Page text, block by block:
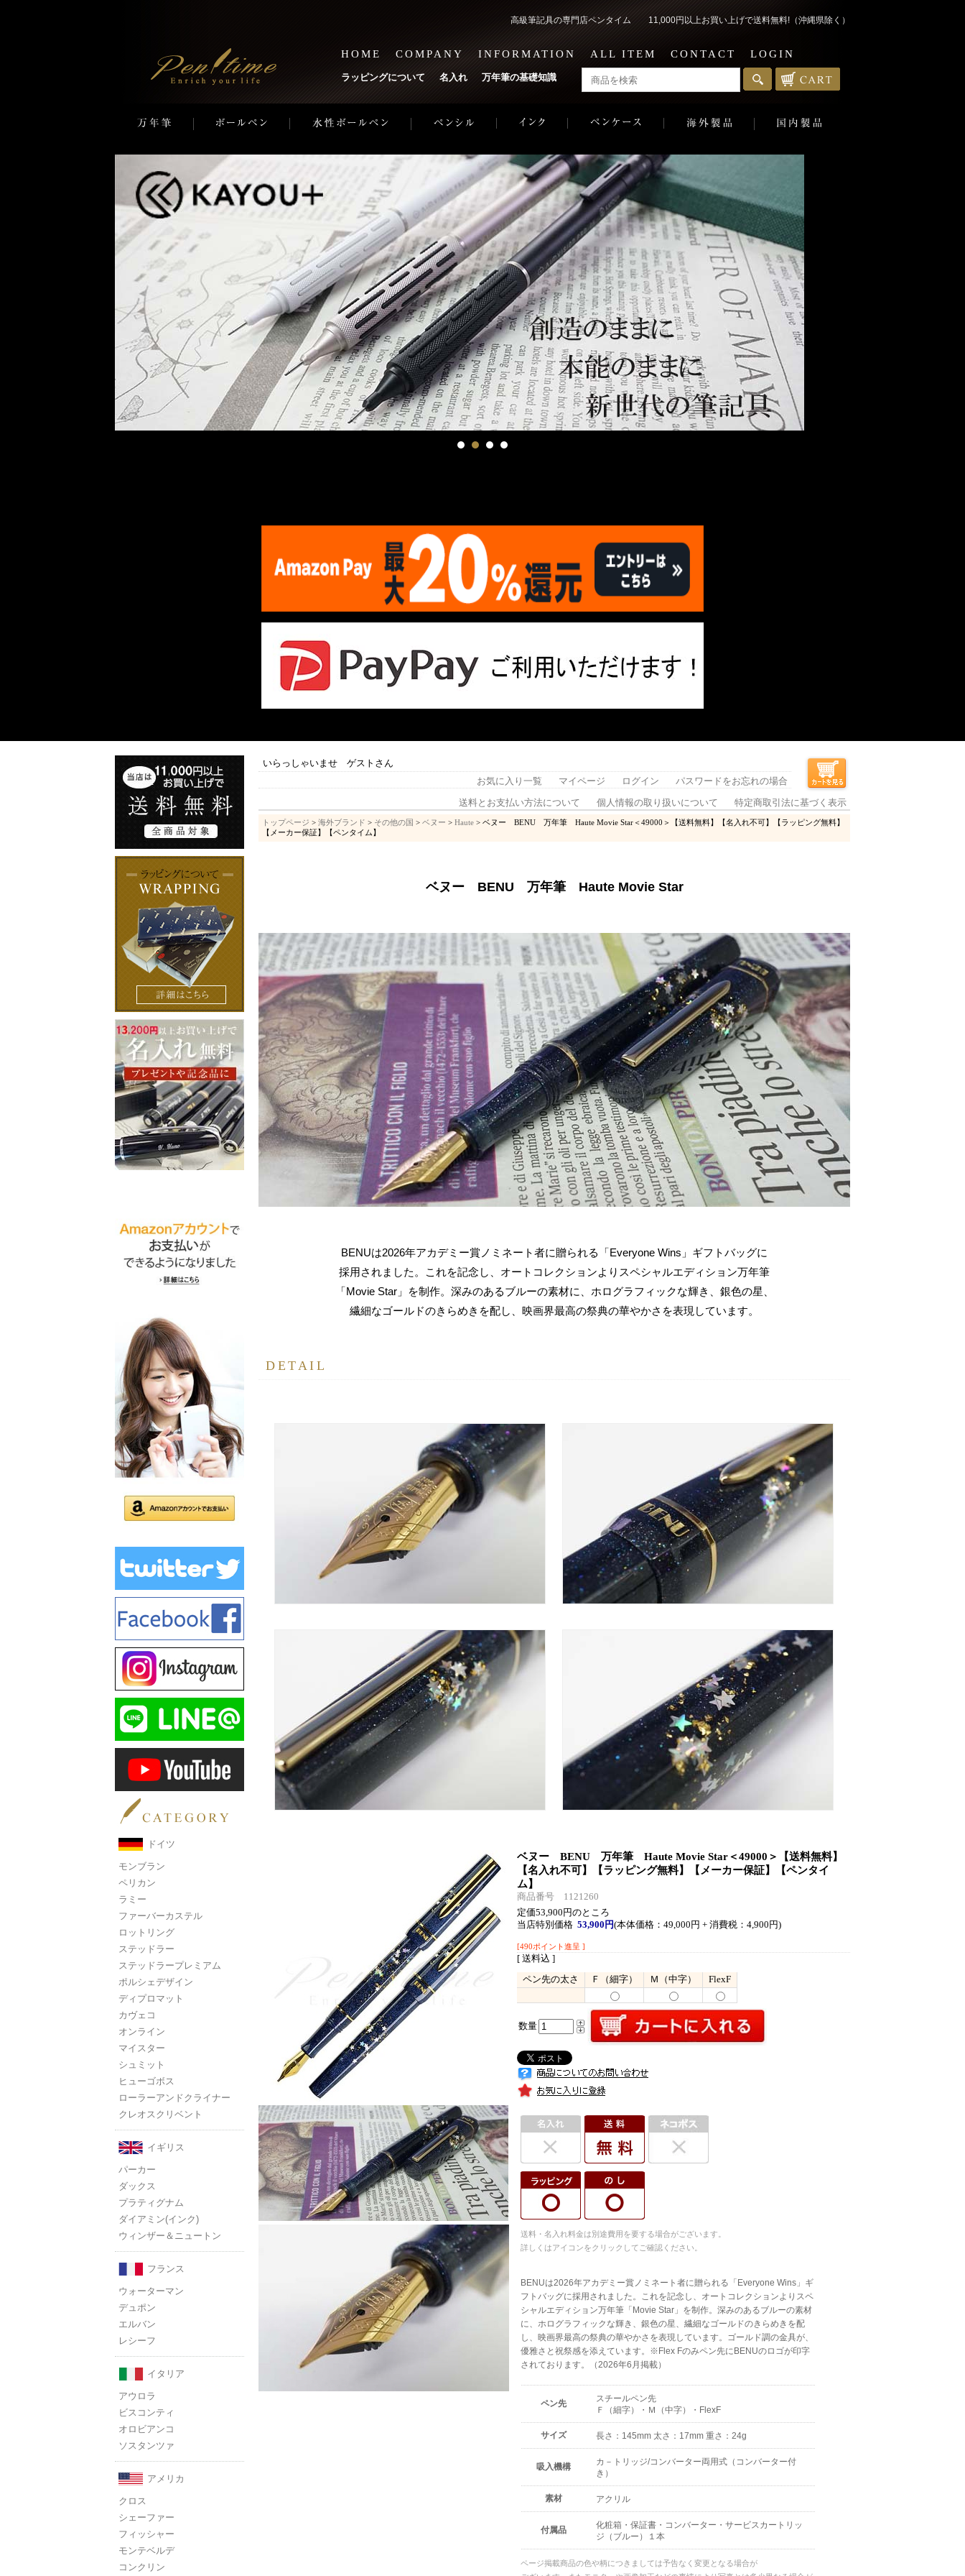
高級筆記具の専門店ペンタイム 11,000円以上お買い上げで送料無料!（沖縄県除く）
HOME COMPANY INFORMATION ALL ITEM CONTACT LOGIN
ラッピングについて 名入れ 万年筆の基礎知識
ドイツ
モンブラン
ペリカン
ラミー
ファーバーカステル
ロットリング
ステッドラー
ステッドラープレミアム
ポルシェデザイン
ディプロマット
カヴェコ
オンライン
マイスター
シュミット
ヒューゴボス
ローラーアンドクライナー
クレオスクリベント
イギリス
パーカー
ダックス
プラティグナム
ダイアミン(インク)
ウィンザー＆ニュートン
フランス
ウォーターマン
デュポン
エルバン
レシーフ
イタリア
アウロラ
ビスコンティ
オロビアンコ
ソスタンツァ
アメリカ
クロス
シェーファー
フィッシャー
モンテベルデ
コンクリン
いらっしゃいませ ゲストさん
お気に入り一覧
マイページ ログイン パスワードをお忘れの場合
送料とお支払い方法について 個人情報の取り扱いについて 特定商取引法に基づく表示
トップページ > 海外ブランド > その他の国 > ベヌー > Haute > ベヌー BENU 万年筆 Haute Movie Star＜49000＞【送料無料】【名入れ不可】【ラッピング無料】
【メーカー保証】【ペンタイム】
ベヌー BENU 万年筆 Haute Movie Star
BENUは2026年アカデミー賞ノミネート者に贈られる「Everyone Wins」ギフトバッグに
採用されました。これを記念し、オートコレクションよりスペシャルエディション万年筆
「Movie Star」を制作。深みのあるブルーの素材に、ホログラフィックな輝き、銀色の星、
繊細なゴールドのきらめきを配し、映画界最高の祭典の華やかさを表現しています。
DETAIL
ベヌー BENU 万年筆 Haute Movie Star＜49000＞【送料無料】
【名入れ不可】【ラッピング無料】【メーカー保証】【ペンタイ
ム】
商品番号 1121260
定価53,900円のところ
当店特別価格 53,900円(本体価格：49,000円 + 消費税：4,900円)
[490ポイント進呈 ]
[ 送料込 ]
ペン先の太さ Ｆ（細字） Ｍ（中字） FlexF
数量
送料・名入れ料金は別途費用を要する場合がございます。
詳しくはアイコンをクリックしてご確認ください。
BENUは2026年アカデミー賞ノミネート者に贈られる「Everyone Wins」ギ
フトバッグに採用されました。これを記念し、オートコレクションよりスペ
シャルエディション万年筆「Movie Star」を制作。深みのあるブルーの素材
に、ホログラフィックな輝き、銀色の星、繊細なゴールドのきらめきを配
し、映画界最高の祭典の華やかさを表現しています。ゴールド調の金具が、
優雅さと祝祭感を添えています。※Flex Fのみペン先にBENUのロゴが印字
されております。（2026年6月掲載）
ペン先
スチールペン先
Ｆ（細字）・Ｍ（中字）・FlexF
サイズ 長さ：145mm 太さ：17mm 重さ：24g
吸入機構
カ－トリッジ/コンバーター両用式（コンバーター付
き）
素材 アクリル
付属品
化粧箱・保証書・コンバーター・サービスカートリッ
ジ（ブルー）１本
ページ掲載商品の色や柄につきましては予告なく変更となる場合が